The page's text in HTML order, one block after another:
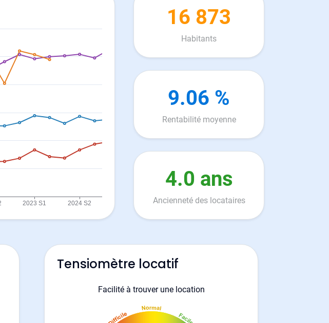
16 873
Habitants
9.06 %
Rentabilité moyenne
4.0 ans
Ancienneté des locataires
Tensiomètre locatif
Facilité à trouver une location